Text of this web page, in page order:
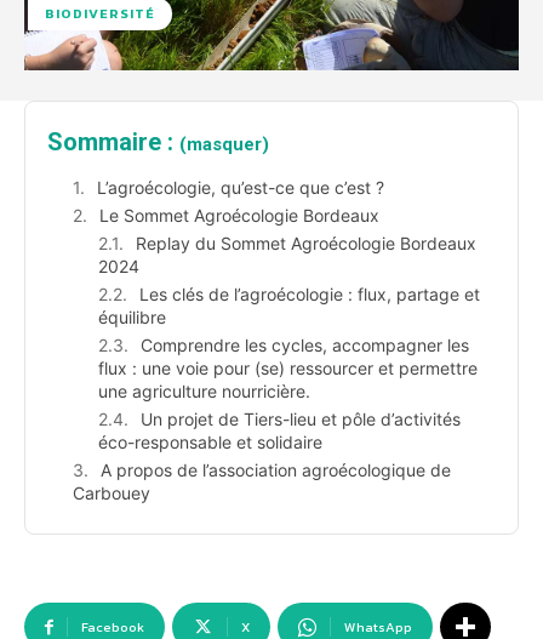
BIODIVERSITÉ
Sommaire : (masquer)
L’agroécologie, qu’est-ce que c’est ?
Le Sommet Agroécologie Bordeaux
Replay du Sommet Agroécologie Bordeaux
2024
Les clés de l’agroécologie : flux, partage et
équilibre
Comprendre les cycles, accompagner les
flux : une voie pour (se) ressourcer et permettre
une agriculture nourricière.
Un projet de Tiers-lieu et pôle d’activités
éco-responsable et solidaire
A propos de l’association agroécologique de
Carbouey
Facebook X WhatsApp